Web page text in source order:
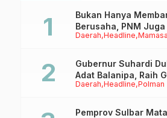
Daerah Headline Mamasa
Bukan Hanya
Berusaha, PNM
Anaknya Untuk
Daerah Headline Polman
Gubernur Suhardi
Adat Balanipa, Raih
Tappidena
Pemprov Sulbar